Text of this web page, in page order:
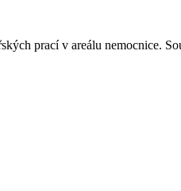
prací v areálu nemocnice.